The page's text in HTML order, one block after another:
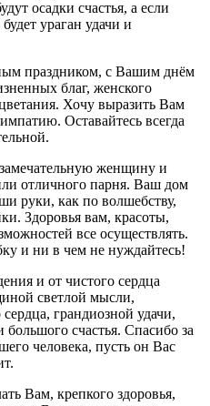
осадки счастья, а если
ураган удачи и
праздником, с Вашим днём
благ, женского
Хочу выразить Вам
Оставайтесь всегда
женщину и
отличного парня. Ваш дом
руки, как по волшебству,
Здоровья вам, красоты,
все осуществлять.
и ни в чем не нуждайтесь!
и от чистого сердца
светлой мысли,
грандиозной удачи,
счастья. Спасибо за
человека, пусть он Вас
Вам, крепкого здоровья,